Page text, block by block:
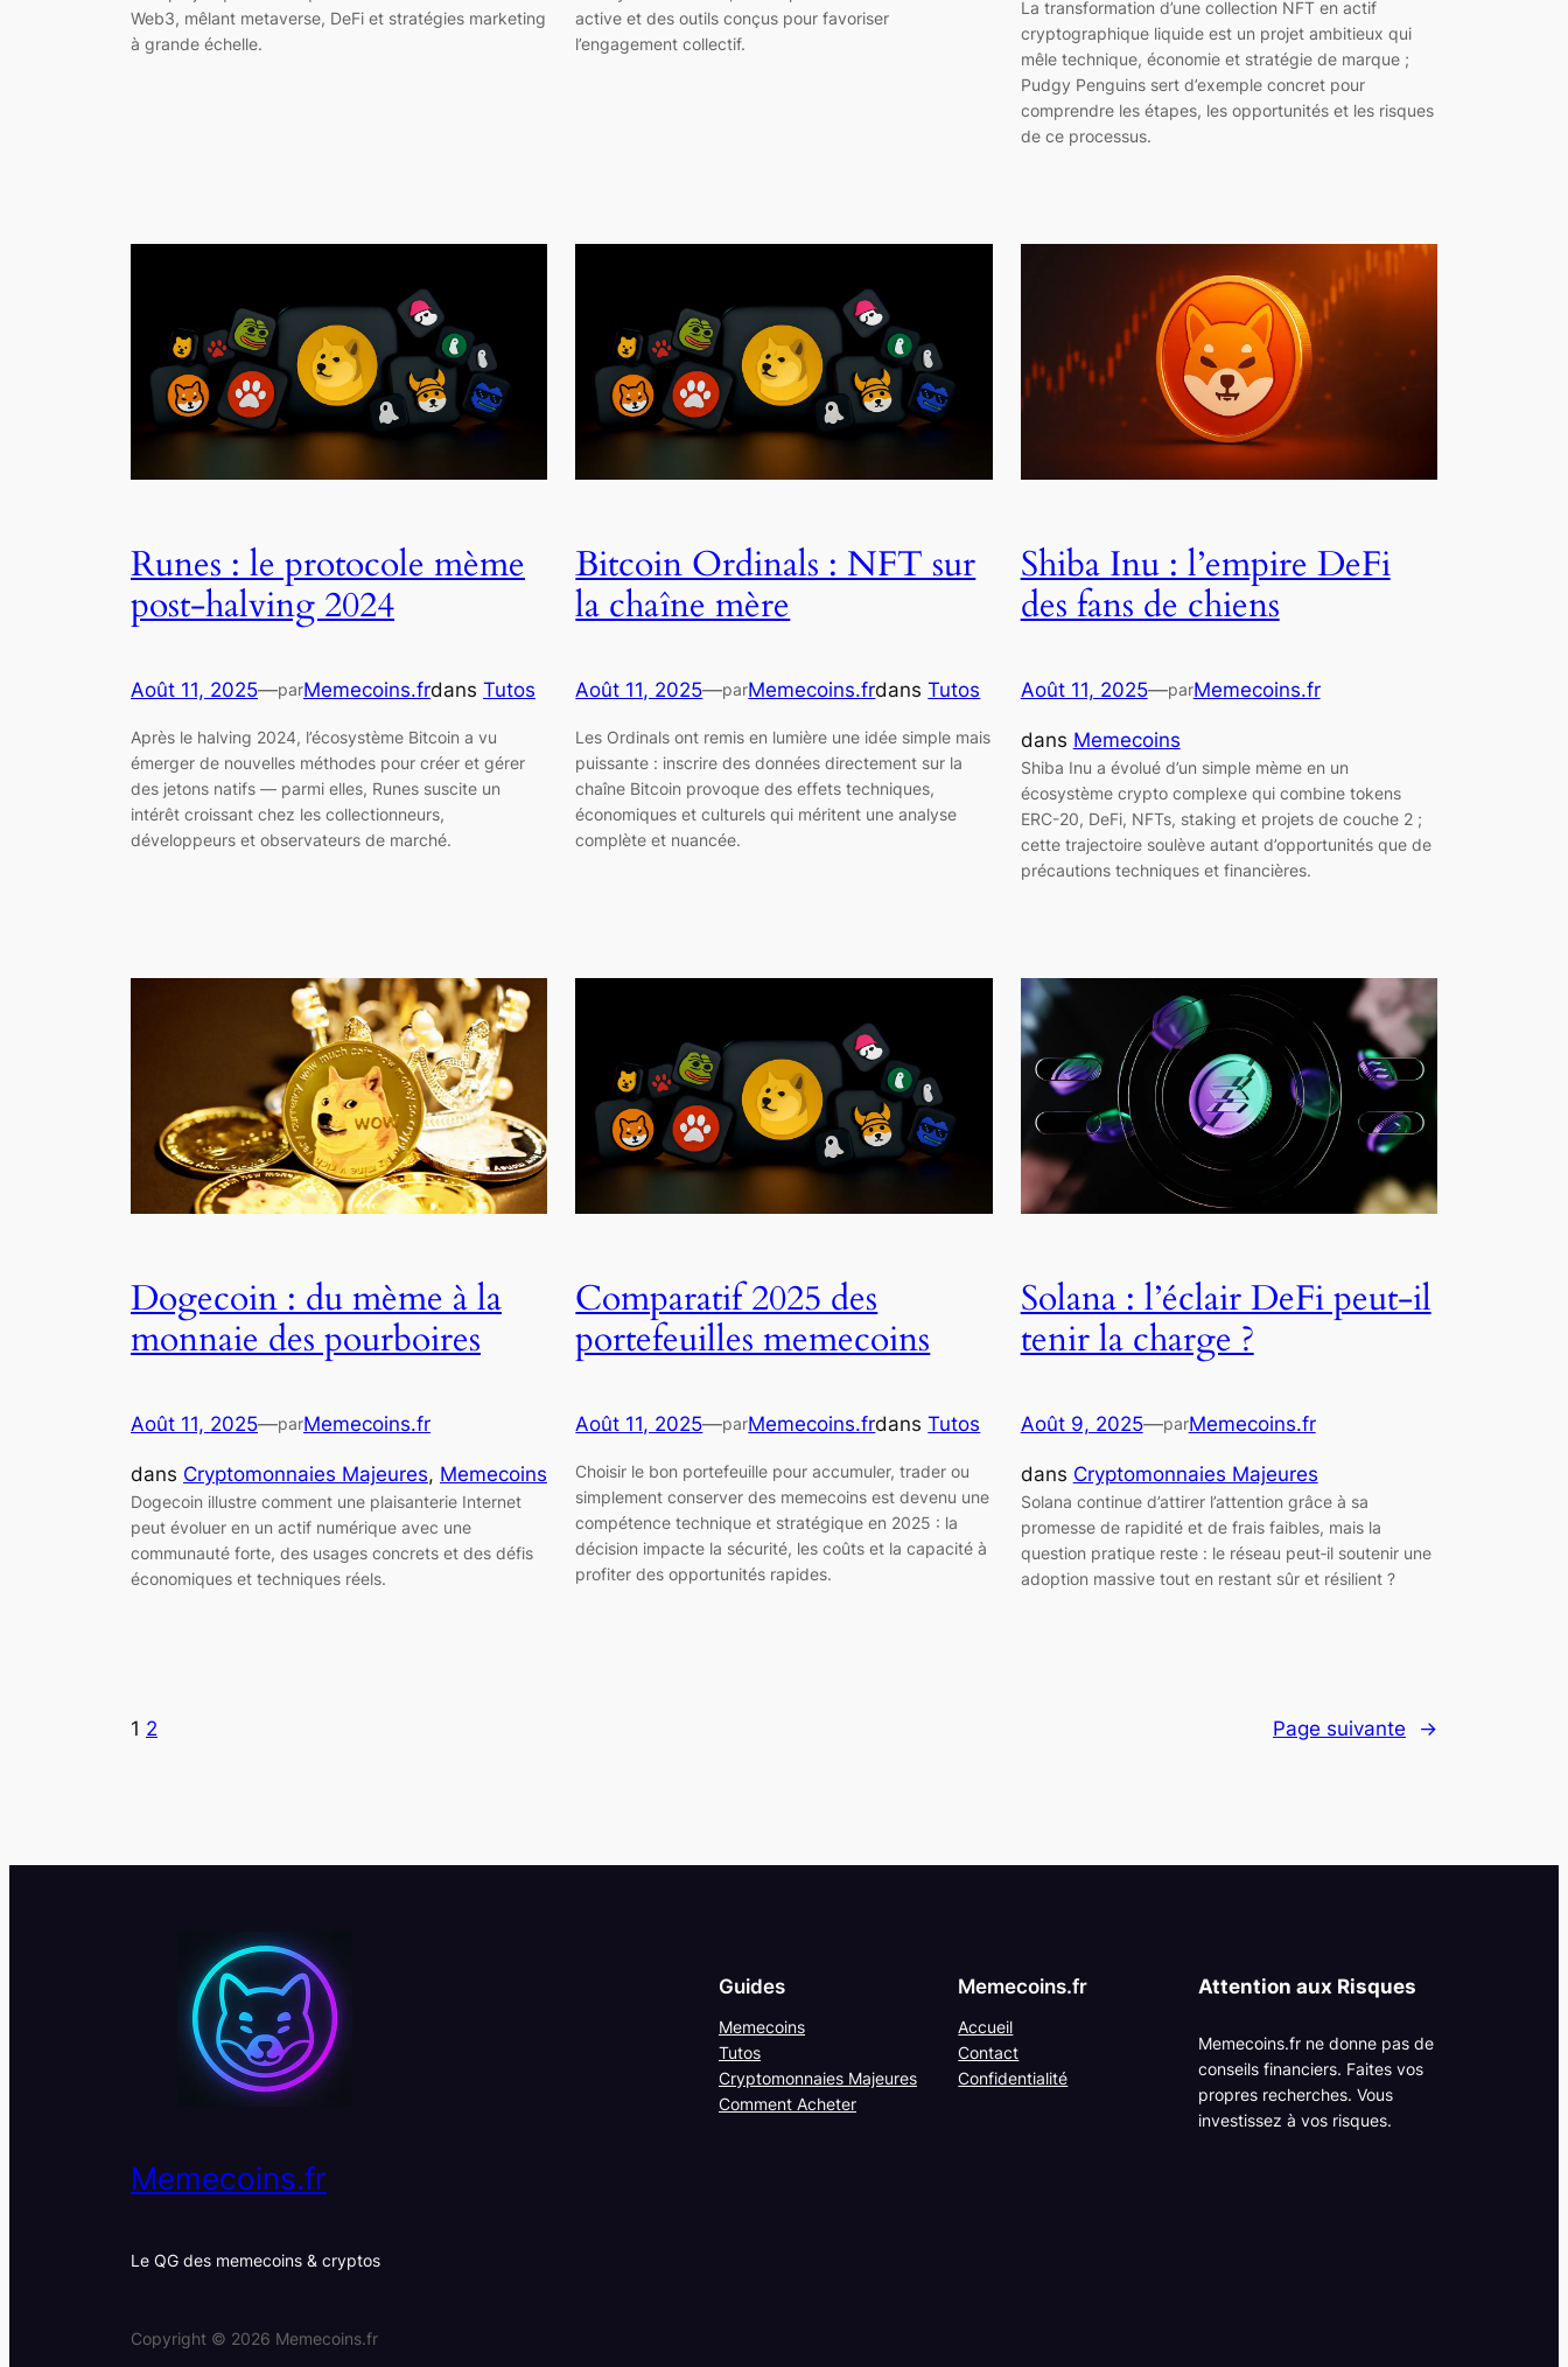
Web3, mêlant metaverse, DeFi et stratégies marketing
à grande échelle.
active et des outils conçus pour favoriser
l’engagement collectif.
La transformation d’une collection NFT en actif
cryptographique liquide est un projet ambitieux qui
mêle technique, économie et stratégie de marque ;
Pudgy Penguins sert d’exemple concret pour
comprendre les étapes, les opportunités et les risques
de ce processus.
Runes : le protocole mème
post-halving 2024
Août 11, 2025—parMemecoins.frdans Tutos
Après le halving 2024, l’écosystème Bitcoin a vu
émerger de nouvelles méthodes pour créer et gérer
des jetons natifs — parmi elles, Runes suscite un
intérêt croissant chez les collectionneurs,
développeurs et observateurs de marché.
Bitcoin Ordinals : NFT sur
la chaîne mère
Août 11, 2025—parMemecoins.frdansTutos
Les Ordinals ont remis en lumière une idée simple mais
puissante : inscrire des données directement sur la
chaîne Bitcoin provoque des effets techniques,
économiques et culturels qui méritent une analyse
complète et nuancée.
Shiba Inu : l’empire DeFi
des fans de chiens
Août 11, 2025—parMemecoins.fr
dans Memecoins
Shiba Inu a évolué d’un simple mème en un
écosystème crypto complexe qui combine tokens
ERC-20, DeFi, NFTs, staking et projets de couche 2 ;
cette trajectoire soulève autant d’opportunités que de
précautions techniques et financières.
Dogecoin : du mème à la
monnaie des pourboires
Août 11, 2025—parMemecoins.fr
dans Cryptomonnaies Majeures, Memecoins
Dogecoin illustre comment une plaisanterie Internet
peut évoluer en un actif numérique avec une
communauté forte, des usages concrets et des défis
économiques et techniques réels.
Comparatif 2025 des
portefeuilles memecoins
Août 11, 2025—parMemecoins.frdansTutos
Choisir le bon portefeuille pour accumuler, trader ou
simplement conserver des memecoins est devenu une
compétence technique et stratégique en 2025 : la
décision impacte la sécurité, les coûts et la capacité à
profiter des opportunités rapides.
Solana : l’éclair DeFi peut-il
tenir la charge ?
Août 9, 2025—parMemecoins.fr
dans Cryptomonnaies Majeures
Solana continue d’attirer l’attention grâce à sa
promesse de rapidité et de frais faibles, mais la
question pratique reste : le réseau peut‑il soutenir une
adoption massive tout en restant sûr et résilient ?
1 2 Page suivante →
Memecoins.fr
Le QG des memecoins & cryptos
Guides
Memecoins
Tutos
Cryptomonnaies Majeures
Comment Acheter
Memecoins.fr
Accueil
Contact
Confidentialité
Attention aux Risques
Memecoins.fr ne donne pas de
conseils financiers. Faites vos
propres recherches. Vous
investissez à vos risques.
Copyright © 2026 Memecoins.fr